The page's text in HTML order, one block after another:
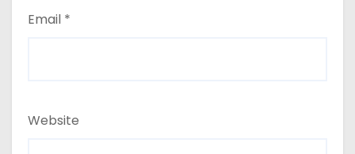
Email *
Website